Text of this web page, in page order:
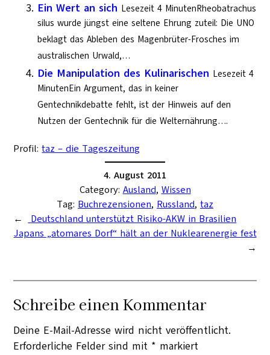
Ein Wert an sich Lesezeit 4 MinutenRheobatrachus
silus wurde jüngst eine seltene Ehrung zuteil: Die UNO
beklagt das Ableben des Magenbrüter-Frosches im
australischen Urwald,…
Die Manipulation des Kulinarischen Lesezeit 4
MinutenEin Argument, das in keiner
Gentechnikdebatte fehlt, ist der Hinweis auf den
Nutzen der Gentechnik für die Welternährung….
Profil:taz – die Tageszeitung
4. August 2011
Category: Ausland, Wissen
Tag: Buchrezensionen, Russland, taz
←
Deutschland unterstützt Risiko-AKW in Brasilien
Japans „atomares Dorf“ hält an der Nuklearenergie fest
→
Schreibe einen Kommentar
Deine E-Mail-Adresse wird nicht veröffentlicht.
Erforderliche Felder sind mit * markiert